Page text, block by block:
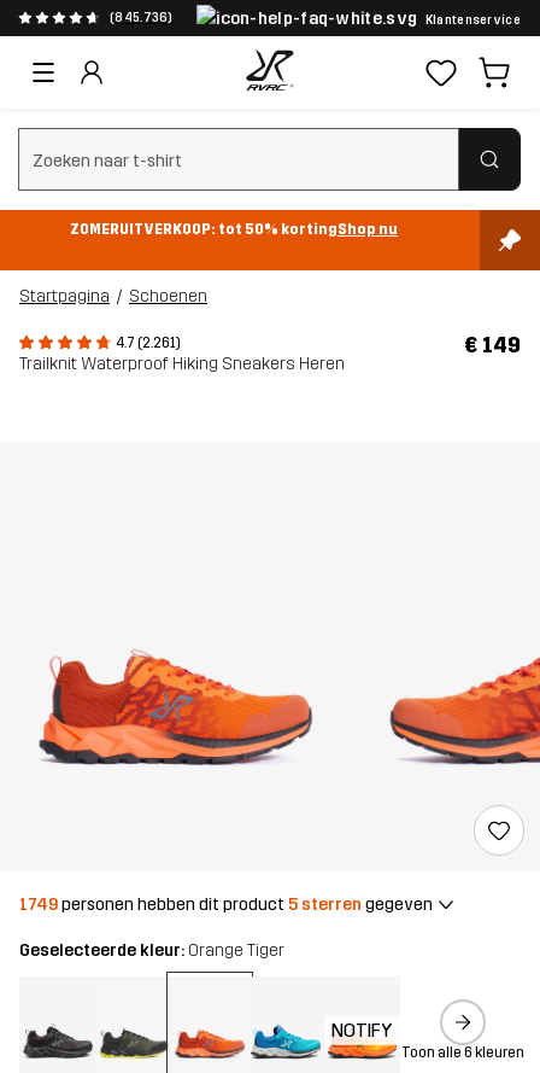
(845.736) Klantenservice
Zoeken wissen
ZOMERUITVERKOOP: tot 50% kortingShop nu
Startpagina Schoenen
4.7 (2.261)
Trailknit Waterproof Hiking Sneakers Heren
€ 149
1749personen hebben dit product 5 sterren gegeven
Geselecteerde kleur: Orange Tiger
NOTIFY
Toon alle 6 kleuren